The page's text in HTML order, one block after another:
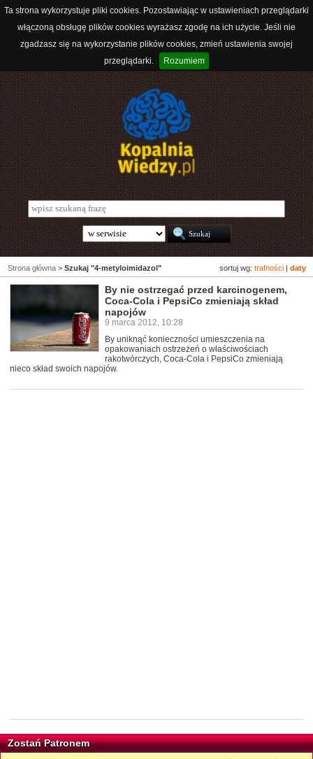
Ta strona wykorzystuje pliki cookies. Pozostawiając w ustawieniach przeglądarki
włączoną obsługę plików cookies wyrażasz zgodę na ich użycie. Jeśli nie
zgadzasz się na wykorzystanie plików cookies, zmień ustawienia swojej
przeglądarki.
Rozumiem
sortuj wg: trafności daty
Strona główna > Szukaj "4-metyloimidazol"
By nie ostrzegać przed karcinogenem,
Coca-Cola i PepsiCo zmieniają skład
napojów
9 marca 2012, 10:28
By uniknąć konieczności umieszczenia na
opakowaniach ostrzeżeń o właściwościach
rakotwórczych, Coca-Cola i PepsiCo zmieniają
nieco skład swoich napojów.
Zostań Patronem